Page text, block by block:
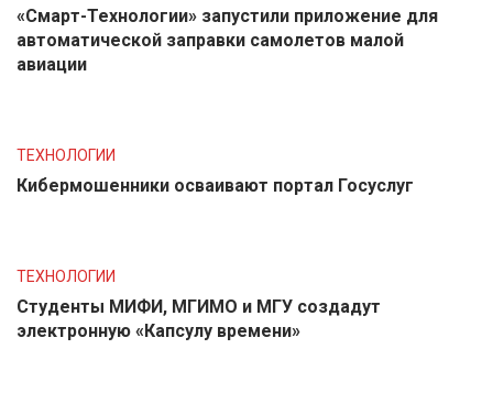
«Смарт-Технологии» запустили приложение для
автоматической заправки самолетов малой
авиации
ТЕХНОЛОГИИ
Кибермошенники осваивают портал Госуслуг
ТЕХНОЛОГИИ
Студенты МИФИ, МГИМО и МГУ создадут
электронную «Капсулу времени»